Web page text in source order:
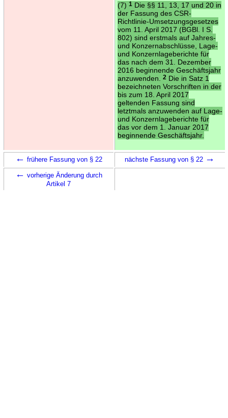
(7) 1Die §§ 11, 13, 17 und 20 in
der Fassung des CSR-
Richtlinie-Umsetzungsgesetzes
vom 11. April 2017 (BGBl. I S.
802) sind erstmals auf Jahres-
und Konzernabschlüsse, Lage-
und Konzernlageberichte für
das nach dem 31. Dezember
2016 beginnende Geschäftsjahr
anzuwenden.
2Die in Satz 1
bezeichneten Vorschriften in der
bis zum 18. April 2017
geltenden Fassung sind
letztmals anzuwenden auf Lage-
und Konzernlageberichte für
das vor dem 1. Januar 2017
beginnende Geschäftsjahr.
← frühere Fassung von § 22 nächste Fassung von § 22 →
← vorherige Änderung durch
Artikel 7